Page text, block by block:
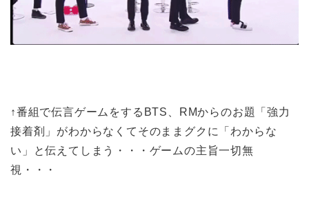
↑番組で伝言ゲームをするBTS、RMからのお題「強力
接着剤」がわからなくてそのままグクに「わからな
い」と伝えてしまう・・・ゲームの主旨一切無
視・・・